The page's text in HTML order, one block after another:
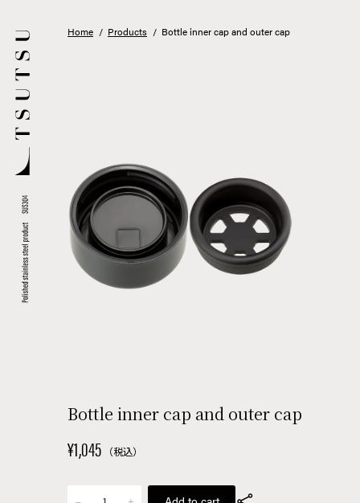
News
Store List
Home / Products / Bottle inner cap and outer cap
Bottle inner cap and outer cap
¥1,045 （税込）